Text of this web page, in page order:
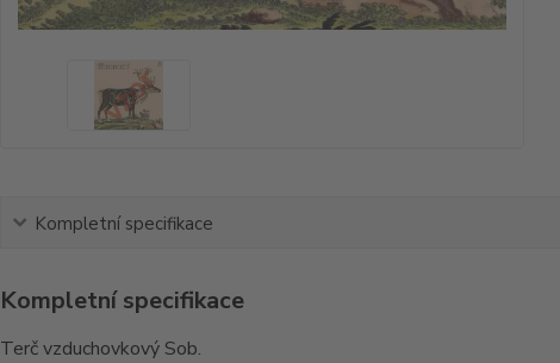
Kompletní specifikace
Kompletní specifikace
Terč vzduchovkový Sob.